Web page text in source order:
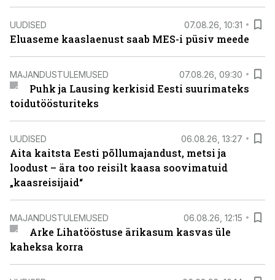
UUDISED 07.08.26, 10:31
Eluaseme kaaslaenust saab MES-i püsiv meede
MAJANDUSTULEMUSED 07.08.26, 09:30
Puhk ja Lausing kerkisid Eesti suurimateks
toidutöösturiteks
UUDISED 06.08.26, 13:27
Aita kaitsta Eesti põllumajandust, metsi ja
loodust – ära too reisilt kaasa soovimatuid
„kaasreisijaid“
MAJANDUSTULEMUSED 06.08.26, 12:15
Arke Lihatööstuse ärikasum kasvas üle
kaheksa korra